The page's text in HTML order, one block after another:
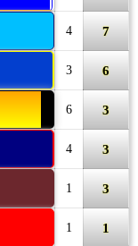
4 7
3 6
6 3
4 3
1 3
1 1